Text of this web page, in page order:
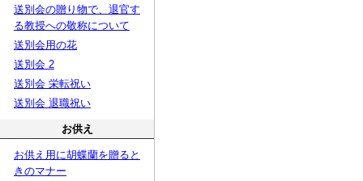
送別会の贈り物で、退官す
る教授への敬称について
送別会用の花
送別会 2
送別会 栄転祝い
送別会 退職祝い
お供え
お供え用に胡蝶蘭を贈ると
きのマナー